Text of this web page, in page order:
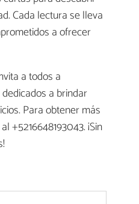
Cada lectura se lleva
a ofrecer
a todos a
a brindar
Para obtener más
¡Sin